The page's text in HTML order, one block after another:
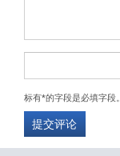
标有*的字段是必填字段。
提交评论